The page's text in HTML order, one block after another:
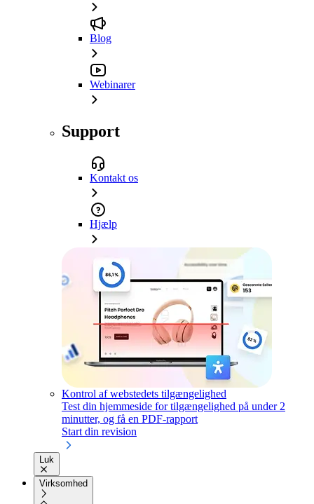
Blog
Webinarer
Support
Kontakt os
Hjælp
Kontrol af webstedets tilgængelighed
Test din hjemmeside for tilgængelighed på under 2
minutter, og få en PDF-rapport
Start din revision
Luk
Virksomhed